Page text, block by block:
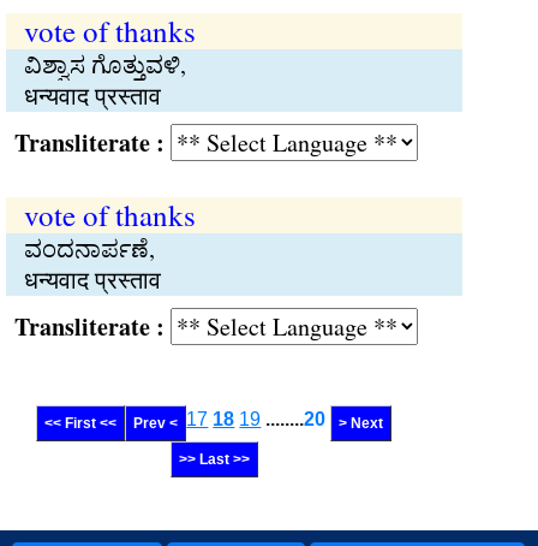
vote of thanks
ವಿಶ್ವಾಸ ಗೊತ್ತುವಳಿ,
धन्यवाद प्रस्ताव
:
vote of thanks
ವಂದನಾರ್ಪಣೆ,
धन्यवाद प्रस्ताव
:
<< First << Prev < 17 18 19 ........20 > Next
>> Last >>